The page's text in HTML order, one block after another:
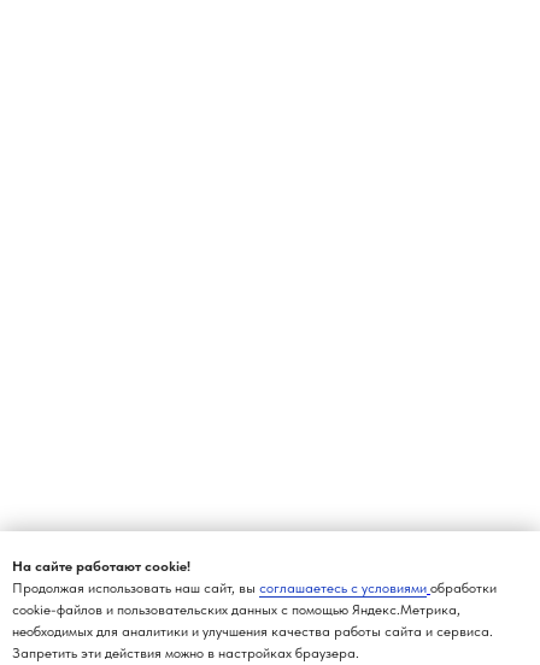
На сайте работают cookie!
Продолжая использовать наш сайт, вы соглашаетесь с условиями обработки
cookie-файлов и пользовательских данных с помощью Яндекс.Метрика,
необходимых для аналитики и улучшения качества работы сайта и сервиса.
Запретить эти действия можно в настройках браузера.